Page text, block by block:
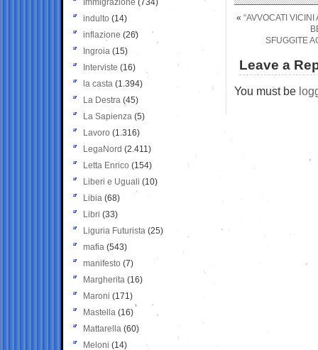
« “AVVOCATI
SFUGGITE
Leave a
You must be
Immigrazione (734)
indulto (14)
inflazione (26)
Ingroia (15)
Interviste (16)
la casta (1.394)
La Destra (45)
La Sapienza (5)
Lavoro (1.316)
LegaNord (2.411)
Letta Enrico (154)
Liberi e Uguali (10)
Libia (68)
Libri (33)
Liguria Futurista (25)
mafia (543)
manifesto (7)
Margherita (16)
Maroni (171)
Mastella (16)
Mattarella (60)
Meloni (14)